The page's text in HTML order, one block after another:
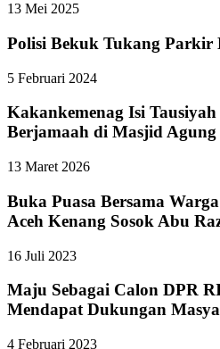
13 Mei 2025
Polisi Bekuk Tukang Parkir
5 Februari 2024
Kakankemenag Isi
Berjamaah di Masjid
13 Maret 2026
Buka Puasa Bersama
Aceh Kenang Sosok Abu
16 Juli 2023
Maju Sebagai Calon DPR
Mendapat Dukungan
4 Februari 2023